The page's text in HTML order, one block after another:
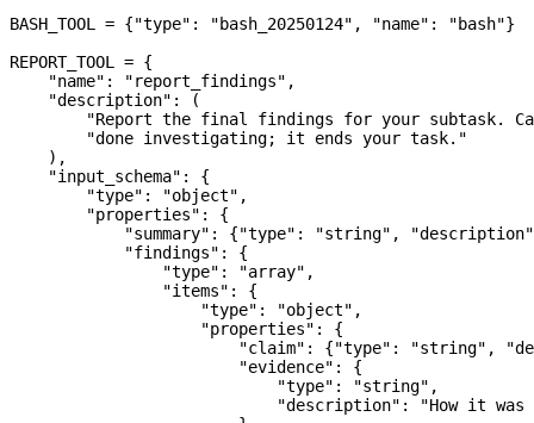
BASH_TOOL = {"type" : "bash_20250124" , "name" : "bash"}
REPORT_TOOL = {
    "name"
: "report_findings" ,
    "description"
: (
"Report the final findings for your subtask.
        "done investigating; it ends your task."
    ),
    "input_schema"
: {
        "type"
: "object" ,
        "properties"
: {
            "summary"
: {"type" : "string" ,
"description"
            "findings"
: {
                "type"
: "array" ,
                "items"
: {
                    "type"
: "object" ,
                    "properties"
: {
                        "claim"
: {"type" : "string" ,
                        "evidence"
: {
                            "type"
: "string" ,
                            "description"
:
"How it